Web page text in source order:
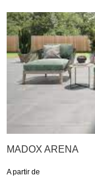
MADOX ARENA
A partir de